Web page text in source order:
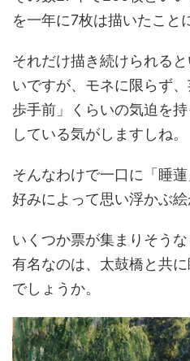
を一年に7枚は描いたこと
それだけ描き続けられる
いですが、モネに限らず
歩手前」くらいの気迫を
している気がしますしね。
そんなわけで一口に「睡
好みによって思い浮かぶ絵
いくつか票が集まりそう
有名なのは、太鼓橋と共
でしょうか。